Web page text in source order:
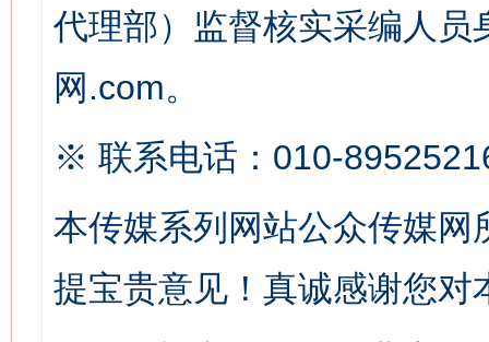
代理部）监督核实采编人员
网.com。
※ 联系电话：010-
本传媒系列网站公众传媒
提宝贵意见！真诚感谢您
这是一记警钟！ 谢